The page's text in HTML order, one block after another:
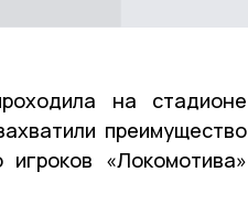
на стадионе
преимущество
«Локомотива»